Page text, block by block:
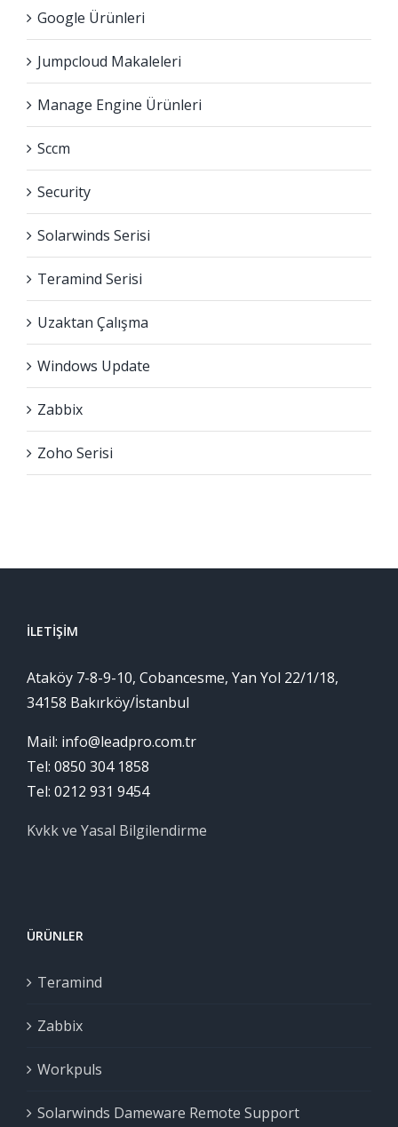
Google Ürünleri
Jumpcloud Makaleleri
Manage Engine Ürünleri
Sccm
Security
Solarwinds Serisi
Teramind Serisi
Uzaktan Çalışma
Windows Update
Zabbix
Zoho Serisi
İLETIŞIM
Ataköy 7-8-9-10, Cobancesme, Yan Yol 22/1/18,
34158 Bakırköy/İstanbul
Mail: info@leadpro.com.tr
Tel: 0850 304 1858
Tel: 0212 931 9454
Kvkk ve Yasal Bilgilendirme
ÜRÜNLER
Teramind
Zabbix
Workpuls
Solarwinds Dameware Remote Support